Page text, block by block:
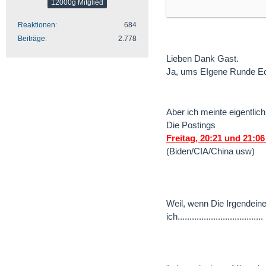
12000g Mitglied
Reaktionen
684
Beiträge
2.778
Diese Überzeugung
gebracht, denn wer
dem Radar haben.
sich auskennen. Ich
entschieden - lass die
nachvollziehen kannst.
Lieben Dank Gast.
Ja, ums EIgene Runde
Aber ich meinte
Die Postings
Freitag, 20:21 und
(Biden/CIA/China usw)
Weil, wenn Die
ich....................................